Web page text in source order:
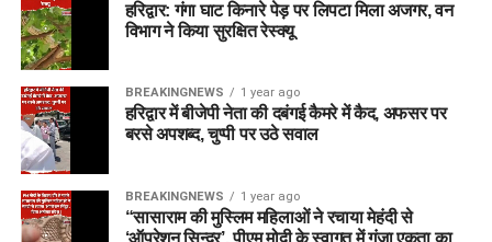
हरिद्वार: गंगा घाट किनारे पेड़ पर लिपटा मिला अजगर, वन
विभाग ने किया सुरक्षित रेस्क्यू
BREAKINGNEWS 1 year ago
हरिद्वार में बीजेपी नेता की दबंगई कैमरे में कैद, अफसर पर
बरसे अपशब्द, चुप्पी पर उठे सवाल
BREAKINGNEWS 1 year ago
“सासाराम की मुस्लिम महिलाओं ने रचाया मेहंदी से
‘ऑपरेशन सिन्दूर’, पीएम मोदी के स्वागत में गूंजा एकता का